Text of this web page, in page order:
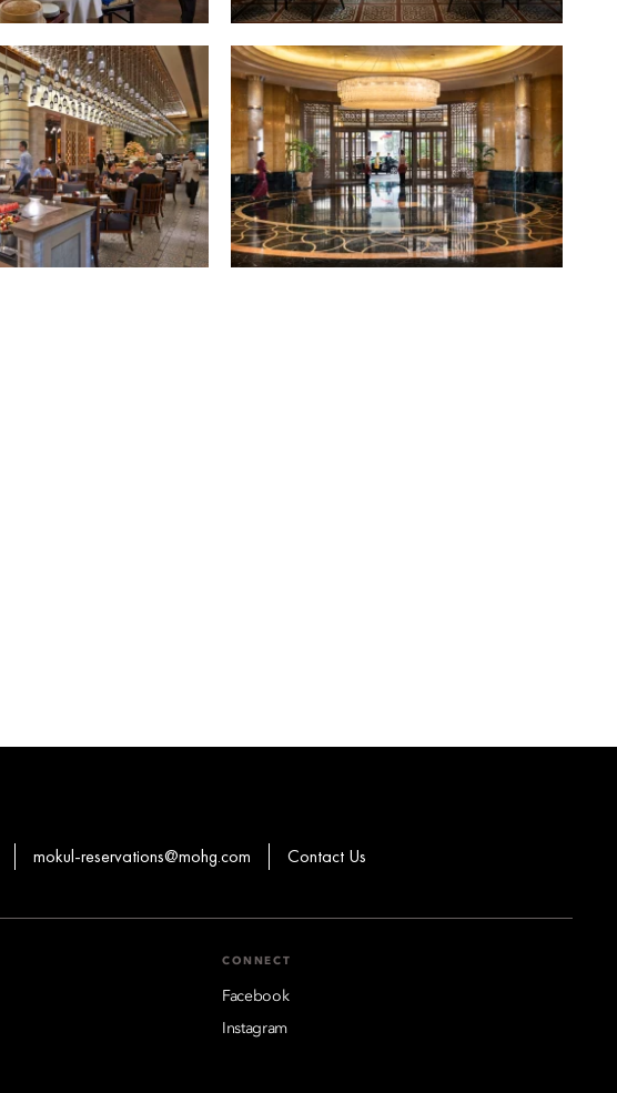
mokul-reservations@mohg.com Contact Us
CONNECT
Facebook
Instagram